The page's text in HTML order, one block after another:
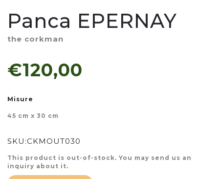
Panca EPERNAY
the corkman
€120,00
Misure
45 cm x 30 cm
SKU:CKMOUT030
This product is out-of-stock. You may send us an
inquiry about it.